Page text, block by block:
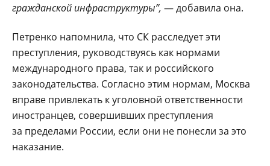
гражданской инфраструктуры”, — добавила она.
Петренко напомнила, что СК расследует эти
преступления, руководствуясь как нормами
международного права, так и российского
законодательства. Согласно этим нормам, Москва
вправе привлекать к уголовной ответственности
иностранцев, совершивших преступления
за пределами России, если они не понесли за это
наказание.